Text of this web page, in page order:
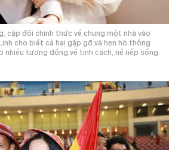
cặp đôi chính thức về chung một nhà vào
cho biết cả hai gặp gỡ và hẹn hò thông
nhiều tương đồng về tính cách, nề nếp sống